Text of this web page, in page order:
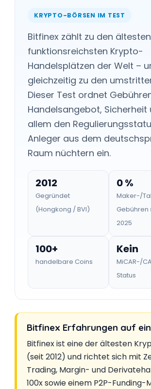
KRYPTO-BÖRSEN IM TEST
Bitfinex zählt zu den
funktionsreichsten Krypto-
Handelsplätzen der Welt –
gleichzeitig zu den
Dieser Test ordnet
Handelsangebot, Sicherheit
allem den
Anleger aus dem
Raum nüchtern ein.
2012
Gegründet
(Hongkong / BVI)
0 %
Maker-/
Gebühren
2025
100+
handelbare Coins
Kein
MiCAR-/
Status
Bitfinex Erfahrungen auf
Bitfinex ist eine der ältesten
(seit 2012) und richtet sich mit
Trading, Margin- und
100x sowie einem P2P-